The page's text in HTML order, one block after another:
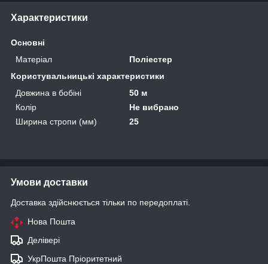
Характеристики
Основні
Матеріал
Поліестер
Користувальницькі характеристики
Довжина в бобіні
50 м
Колір
Не вибрано
Ширина стропи (мм)
25
Умови доставки
Доставка здійснюється тільки по передоплаті.
Нова Пошта
Делівері
УкрПошта Пріоритетний